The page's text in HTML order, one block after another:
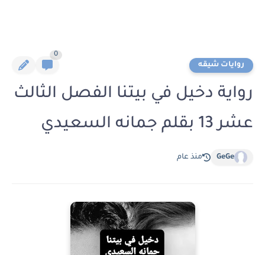
روايات شيقه
0
رواية دخيل في بيتنا الفصل الثالث
عشر 13 بقلم جمانه السعيدي
GeGe منذ عام